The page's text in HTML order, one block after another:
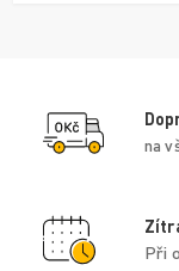
na
Při